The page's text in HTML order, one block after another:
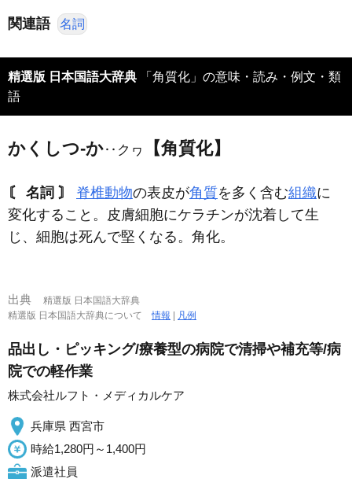
関連語 名詞
精選版 日本国語大辞典 「角質化」の意味・読み・例文・類
語
かくしつ‐か‥クヮ 【角質化】
〘 名詞 〙 脊椎動物の表皮が角質を多く含む組織に
変化すること。皮膚細胞にケラチンが沈着して生
じ、細胞は死んで堅くなる。角化。
出典
精選版 日本国語大辞典
精選版 日本国語大辞典について情報 | 凡例
品出し・ピッキング/療養型の病院で清掃や補充等/病
院での軽作業
株式会社ルフト・メディカルケア
兵庫県 西宮市
時給1,280円～1,400円
派遣社員